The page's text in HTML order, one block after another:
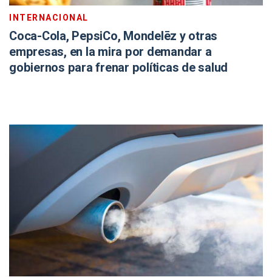
INTERNACIONAL
Coca-Cola, PepsiCo, Mondelēz y otras
empresas, en la mira por demandar a
gobiernos para frenar políticas de salud